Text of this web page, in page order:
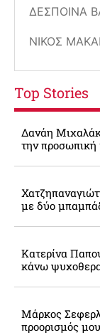
ΔΈΣΠΟΙΝΑ
ΝΊΚΟΣ
Top Stories
Δανάη
την
με δύο
Κατερίνα
κάνω
Μάρκος
προορισμός